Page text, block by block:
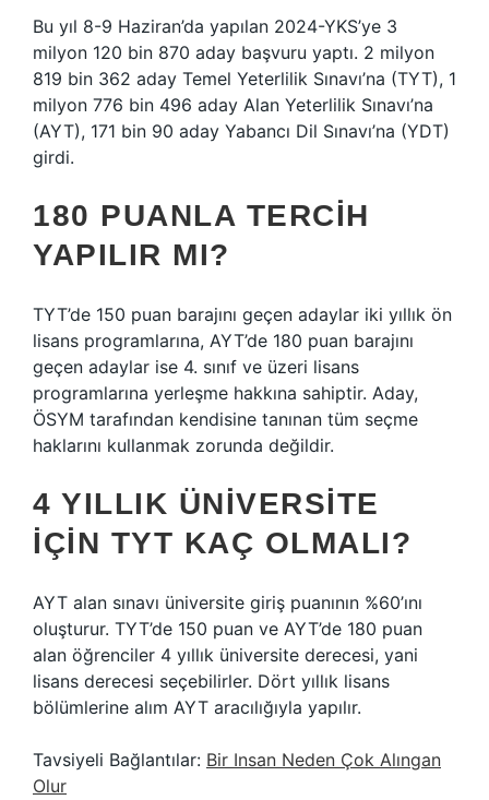
Bu yıl 8-9 Haziran’da yapılan 2024-YKS’ye 3
milyon 120 bin 870 aday başvuru yaptı. 2 milyon
819 bin 362 aday Temel Yeterlilik Sınavı’na (TYT), 1
milyon 776 bin 496 aday Alan Yeterlilik Sınavı’na
(AYT), 171 bin 90 aday Yabancı Dil Sınavı’na (YDT)
girdi.
180 PUANLA TERCIH
YAPILIR MI?
TYT’de 150 puan barajını geçen adaylar iki yıllık ön
lisans programlarına, AYT’de 180 puan barajını
geçen adaylar ise 4. sınıf ve üzeri lisans
programlarına yerleşme hakkına sahiptir. Aday,
ÖSYM tarafından kendisine tanınan tüm seçme
haklarını kullanmak zorunda değildir.
4 YILLIK ÜNIVERSITE
IÇIN TYT KAÇ OLMALI?
AYT alan sınavı üniversite giriş puanının %60’ını
oluşturur. TYT’de 150 puan ve AYT’de 180 puan
alan öğrenciler 4 yıllık üniversite derecesi, yani
lisans derecesi seçebilirler. Dört yıllık lisans
bölümlerine alım AYT aracılığıyla yapılır.
Tavsiyeli Bağlantılar: Bir Insan Neden Çok Alıngan
Olur